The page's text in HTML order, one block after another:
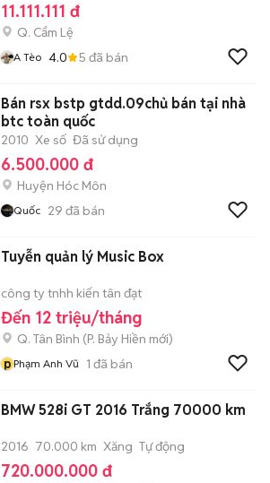
11.111.111 đ
Q. Cẩm Lệ
A Tèo 4.0 5 đã bán
Bán rsx bstp gtdd.09chủ bán tại nhà
btc toàn quốc
2010 Xe số Đã sử dụng
6.500.000 đ
Huyện Hóc Môn
Quốc 29 đã bán
Tuyễn quản lý Music Box
công ty tnhh kiến tân đạt
Đến 12 triệu/tháng
Q. Tân Bình (P. Bảy Hiền mới)
pPhạm Anh Vũ 1 đã bán
BMW 528i GT 2016 Trắng 70000 km
2016 70.000 km Xăng Tự động
720.000.000 đ